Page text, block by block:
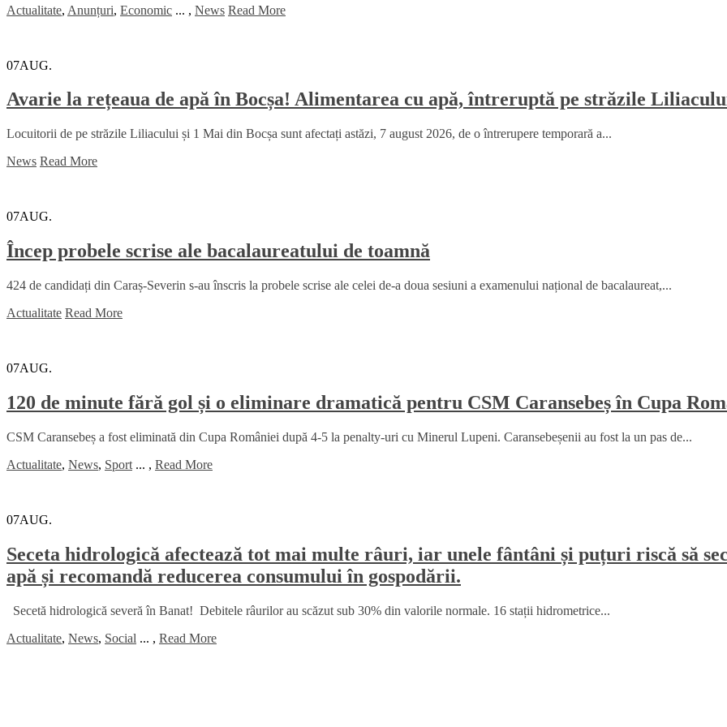
Actualitate, Anunțuri, Economic ... , News Read More
07AUG.
Avarie la rețeaua de apă în Bocșa! Alimentarea cu apă, întreruptă pe străzile
Locuitorii de pe străzile Liliacului și 1 Mai din Bocșa sunt afectați astăzi, 7 august 2026, de o întrerupere temporară a...
News Read More
07AUG.
Încep probele scrise ale bacalaureatului de toamnă
424 de candidați din Caraș-Severin s-au înscris la probele scrise ale celei de-a doua sesiuni a examenului național de bacalaureat,...
Actualitate Read More
07AUG.
120 de minute fără gol și o eliminare dramatică pentru CSM Caransebeș în Cupa
CSM Caransebeș a fost eliminată din Cupa României după 4-5 la penalty-uri cu Minerul Lupeni. Caransebeșenii au fost la un pas de...
Actualitate, News, Sport ... , Read More
07AUG.
Seceta hidrologică afectează tot mai multe râuri, iar unele fântâni și puțuri riscă să
apă și recomandă reducerea consumului în gospodării.
Secetă hidrologică severă în Banat! Debitele râurilor au scăzut sub 30% din valorile normale. 16 stații hidrometrice...
Actualitate, News, Social ... , Read More